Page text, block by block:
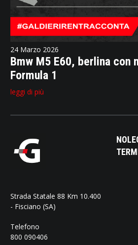
24 Marzo 2026
Bmw M5 E60, berlina con
Formula 1
leggi di più
Strada Statale 88 Km 10.400
- Fisciano (SA)
Telefono
800 090406